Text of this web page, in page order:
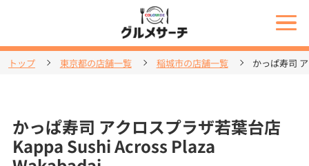
トップ 東京都の店舗一覧 稲城市の店舗一覧 かっぱ寿司
かっぱ寿司 アクロスプラザ若葉台店
Kappa Sushi Across Plaza